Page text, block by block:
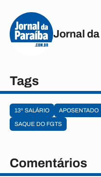
Jornal
Tags
13º SALÁRIO APOSENTADO
SAQUE DO FGTS
Comentários